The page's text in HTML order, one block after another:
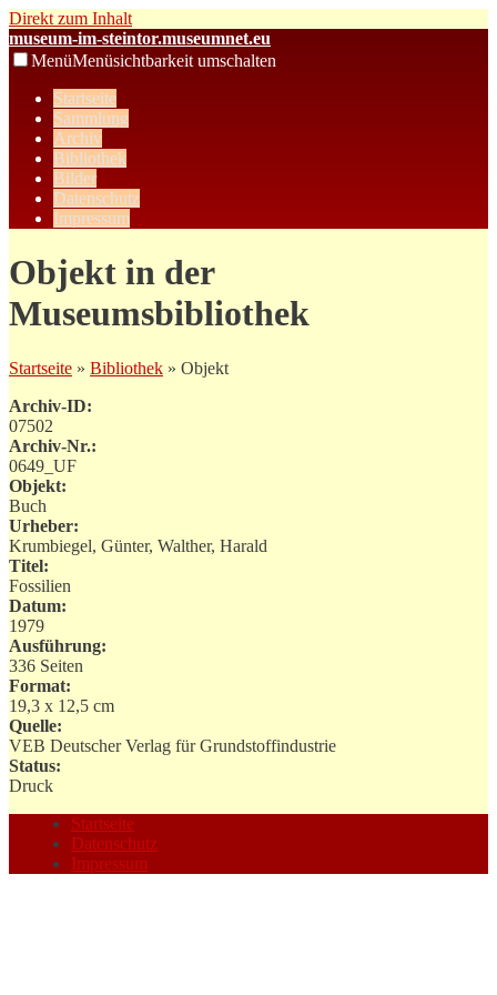
Direkt zum Inhalt
museum-im-steintor.museumnet.eu
MenüMenüsichtbarkeit umschalten
Startseite
Sammlung
Archiv
Bibliothek
Bilder
Datenschutz
Impressum
Objekt in der
Museumsbibliothek
Startseite » Bibliothek » Objekt
Archiv-ID:
07502
Archiv-Nr.:
0649_UF
Objekt:
Buch
Urheber:
Krumbiegel, Günter, Walther, Harald
Titel:
Fossilien
Datum:
1979
Ausführung:
336 Seiten
Format:
19,3 x 12,5 cm
Quelle:
VEB Deutscher Verlag für Grundstoffindustrie
Status:
Druck
Startseite
Datenschutz
Impressum